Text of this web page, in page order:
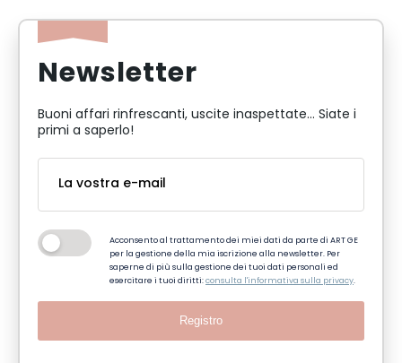
Newsletter
Buoni affari rinfrescanti, uscite inaspettate... Siate i
primi a saperlo!
Acconsento al trattamento dei miei dati da parte di ART GE
per la gestione della mia iscrizione alla newsletter. Per
saperne di più sulla gestione dei tuoi dati personali ed
esercitare i tuoi diritti:consulta l'informativa sulla privacy.
Registro